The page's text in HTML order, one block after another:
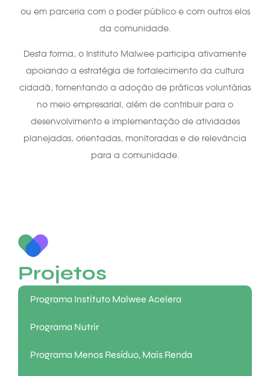
ou em parceria com o poder público e com outros elos
da comunidade.
Desta forma, o Instituto Malwee participa ativamente
apoiando a estratégia de fortalecimento da cultura
cidadã, fomentando a adoção de práticas voluntárias
no meio empresarial, além de contribuir para o
desenvolvimento e implementação de atividades
planejadas, orientadas, monitoradas e de relevância
para a comunidade.
Projetos
Programa Instituto Malwee Acelera
Programa Nutrir
Programa Menos Resíduo, Mais Renda